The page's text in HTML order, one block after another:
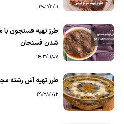
1402/11/01
شدن فسنجان
1403/01/07
طرز تهیه آش رشته
1403/01/02